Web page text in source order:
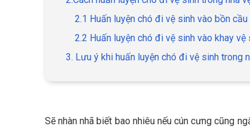
2.1 Huấn luyện chó đi vệ sinh vào bồn cầu
2.2 Huấn luyện chó đi vệ sinh vào khay vệ
3. Lưu ý khi huấn luyện chó đi vệ sinh trong
Sẽ nhàn nhã biết bao nhiêu nếu cún cưng cũng